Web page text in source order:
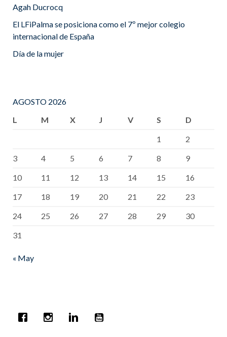
Agah Ducrocq
El LFiPalma se posiciona como el 7º mejor colegio
internacional de España
Día de la mujer
AGOSTO 2026
L
M X J V S
D
1
2
3
4 5 6 7 8
9
10
11 12 13 14 15
16
17
18 19 20 21 22
23
24
25 26 27 28 29
30
31
« May